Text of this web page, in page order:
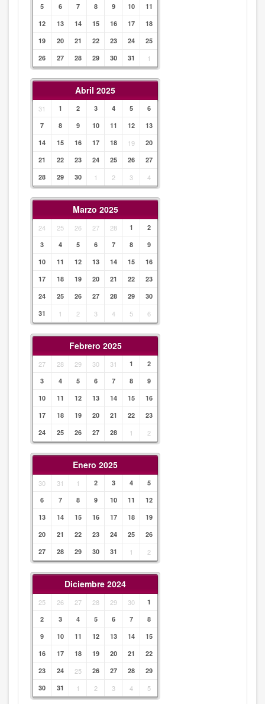
5 6 7 8 9 10
11
12
13 14 15 16 17
18
19
20 21 22 23 24
25
26
27 28 29 30 31 1
Abril 2025
31 1 2 3 4 5
6
7
8 9 10 11 12
13
14
15 16 17 18 19
20
21
22 23 24 25 26
27
28
29 30 1 2 3 4
Marzo 2025
24 25 26 27 28 1
2
3
4 5 6 7 8
9
10
11 12 13 14 15
16
17
18 19 20 21 22
23
24
25 26 27 28 29
30
31
1 2 3 4 5 6
Febrero 2025
27 28 29 30 31 1
2
3
4 5 6 7 8
9
10
11 12 13 14 15
16
17
18 19 20 21 22
23
24
25 26 27 28 1 2
Enero 2025
30 31 1 2 3 4
5
6
7 8 9 10 11
12
13
14 15 16 17 18
19
20
21 22 23 24 25
26
27
28 29 30 31 1 2
Diciembre 2024
25 26 27 28 29 30
1
2
3 4 5 6 7
8
9
10 11 12 13 14
15
16
17 18 19 20 21
22
23
24 25 26 27 28
29
30
31 1 2 3 4 5